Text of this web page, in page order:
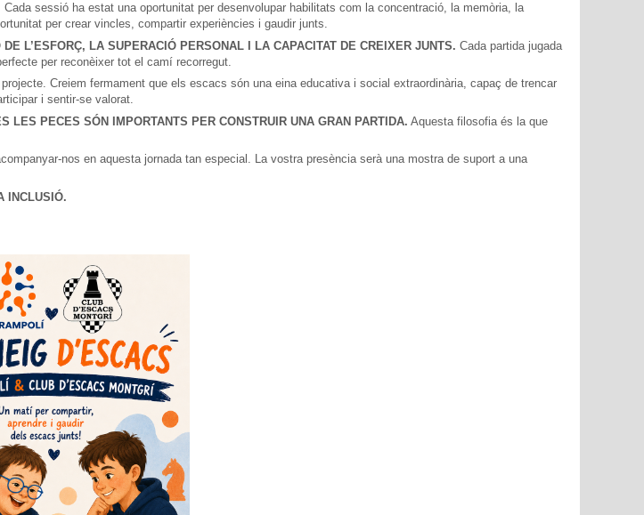
sessió ha estat una oportunitat per desenvolupar habilitats com la concentració, la memòria, la
per crear vincles, compartir experiències i gaudir junts.
L’ESFORÇ, LA SUPERACIÓ PERSONAL I LA CAPACITAT DE CREIXER JUNTS. Cada partida jugada
per reconèixer tot el camí recorregut.
Creiem fermament que els escacs són una eina educativa i social extraordinària, capaç de trencar
i sentir-se valorat.
LES PECES SÓN IMPORTANTS PER CONSTRUIR UNA GRAN PARTIDA. Aquesta filosofia és la que
nos en aquesta jornada tan especial. La vostra presència serà una mostra de suport a una
INCLUSIÓ.